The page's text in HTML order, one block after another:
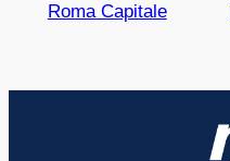
Roma Capitale